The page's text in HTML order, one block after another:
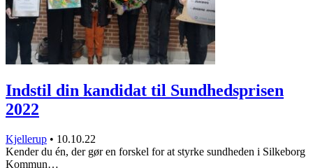
Indstil din kandidat til Sundhedsprisen
2022
Kjellerup • 10.10.22
Kender du én, der gør en forskel for at styrke sundheden i Silkeborg
Kommun…